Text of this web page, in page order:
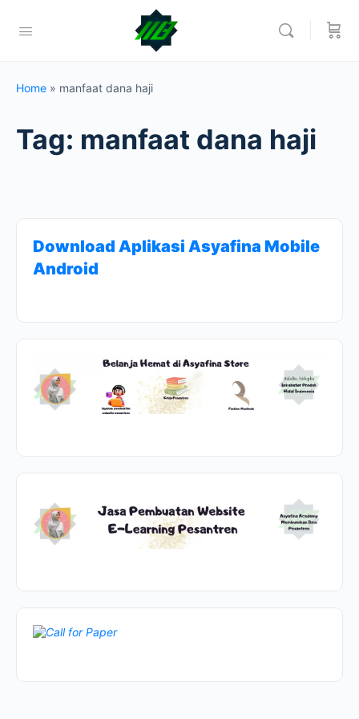
Home » manfaat dana haji
Tag: manfaat dana haji
Download Aplikasi Asyafina Mobile
Android